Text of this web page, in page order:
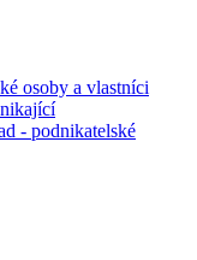
osoby a vlastníci
- podnikatelské